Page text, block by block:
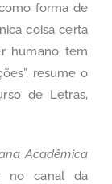
forma de
coisa certa
humano tem
resume o
de Letras,
Acadêmica
no canal da